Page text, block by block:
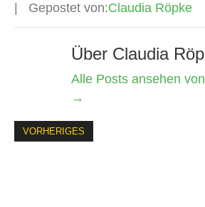
Gepostet von:Claudia Röpke
Über Claudia
Alle Posts ansehen
→
VORHERIGES